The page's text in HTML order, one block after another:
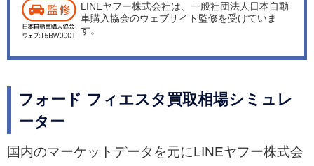
席・助手席にはシートヒーターを装備した特別仕
様車「1.0 エコブースト レザーパッケージ」を80
ポーツシート（前席シートヒーター付き）などを
装備した特別仕様車「1.0 エコブースト スポーツ
プレミアム」を60台限定で発売した。
LINEヤフー株式会社は、一般社団法人日本自動
車購入協会のウェブサイト監修を受けていま
す。
フォード フィエスタ買取相場シミュレ
ーター
国内のマーケットデータを元にLINEヤフー株式会